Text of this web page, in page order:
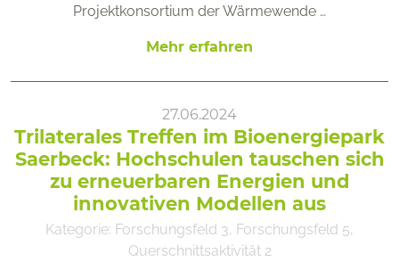
Projektkonsortium der Wärmewende …
Mehr erfahren
27.06.2024
Trilaterales Treffen im Bioenergiepark
Saerbeck: Hochschulen tauschen sich
zu erneuerbaren Energien und
innovativen Modellen aus
Kategorie: Forschungsfeld 3, Forschungsfeld 5,
Querschnittsaktivität 2